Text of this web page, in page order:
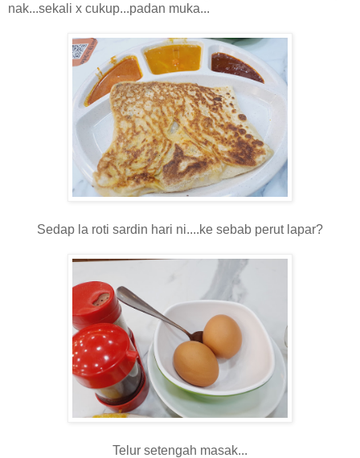
nak...sekali x cukup...padan muka...
Sedap la roti sardin hari ni....ke sebab perut lapar?
Telur setengah masak...